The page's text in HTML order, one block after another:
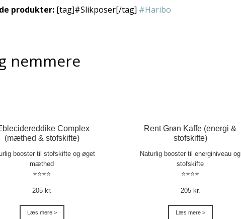
produkter: [tag]#Slikposer[/tag] #Haribo
nemmere
Complex
(mæthed & stofskifte)
booster til stofskifte og øget
mæthed
⭐⭐⭐⭐
205 kr.
Læs mere >
Rent Grøn Kaffe (energi &
stofskifte)
Naturlig booster til energiniveau og
stofskifte
⭐⭐⭐⭐
205 kr.
Læs mere >